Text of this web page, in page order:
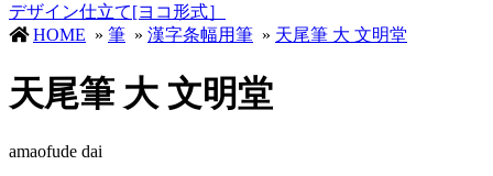
デザイン仕立て[ヨコ形式］
HOME » 筆 » 漢字条幅用筆 » 天尾筆 大 文明堂
天尾筆 大 文明堂
amaofude dai